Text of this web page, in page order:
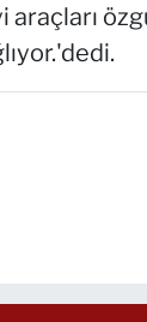
araçları